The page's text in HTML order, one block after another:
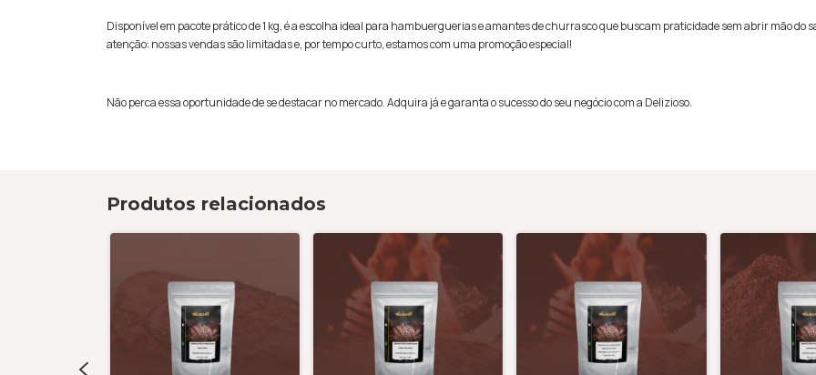
Disponível em pacote prático de 1 kg, é a escolha ideal para hambuerguerias e amantes de churrasco que buscam praticidade sem abrir mão do
atenção: nossas vendas são limitadas e, por tempo curto, estamos com uma promoção especial!
Não perca essa oportunidade de se destacar no mercado. Adquira já e garanta o sucesso do seu negócio com a Delizioso.
Produtos relacionados